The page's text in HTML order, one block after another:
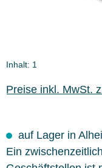
Inhalt: 1
Preise inkl. MwSt.
auf Lager in
Ein